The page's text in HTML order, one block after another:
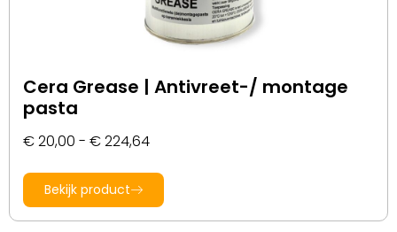
Cera Grease | Antivreet-/ montage
pasta
€20,00 - €224,64
Bekijk product